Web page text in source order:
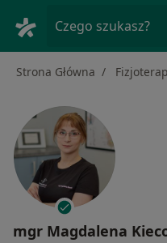
Czego szukasz?
Strona Główna
mgr Magdalena